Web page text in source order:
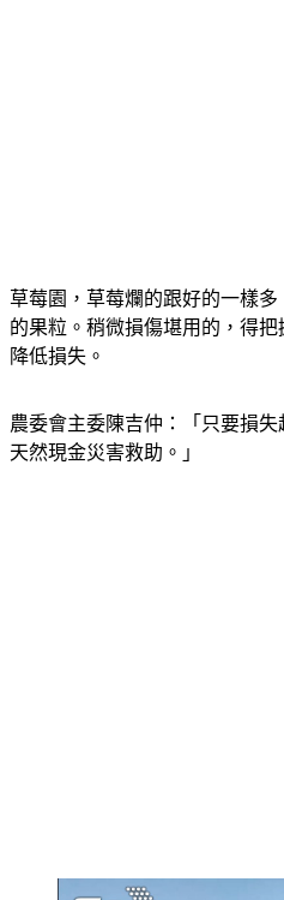
草莓園，草莓爛的跟好的一樣多
的果粒。稍微損傷堪用的，得把
農委會主委陳吉仲：「只要損失